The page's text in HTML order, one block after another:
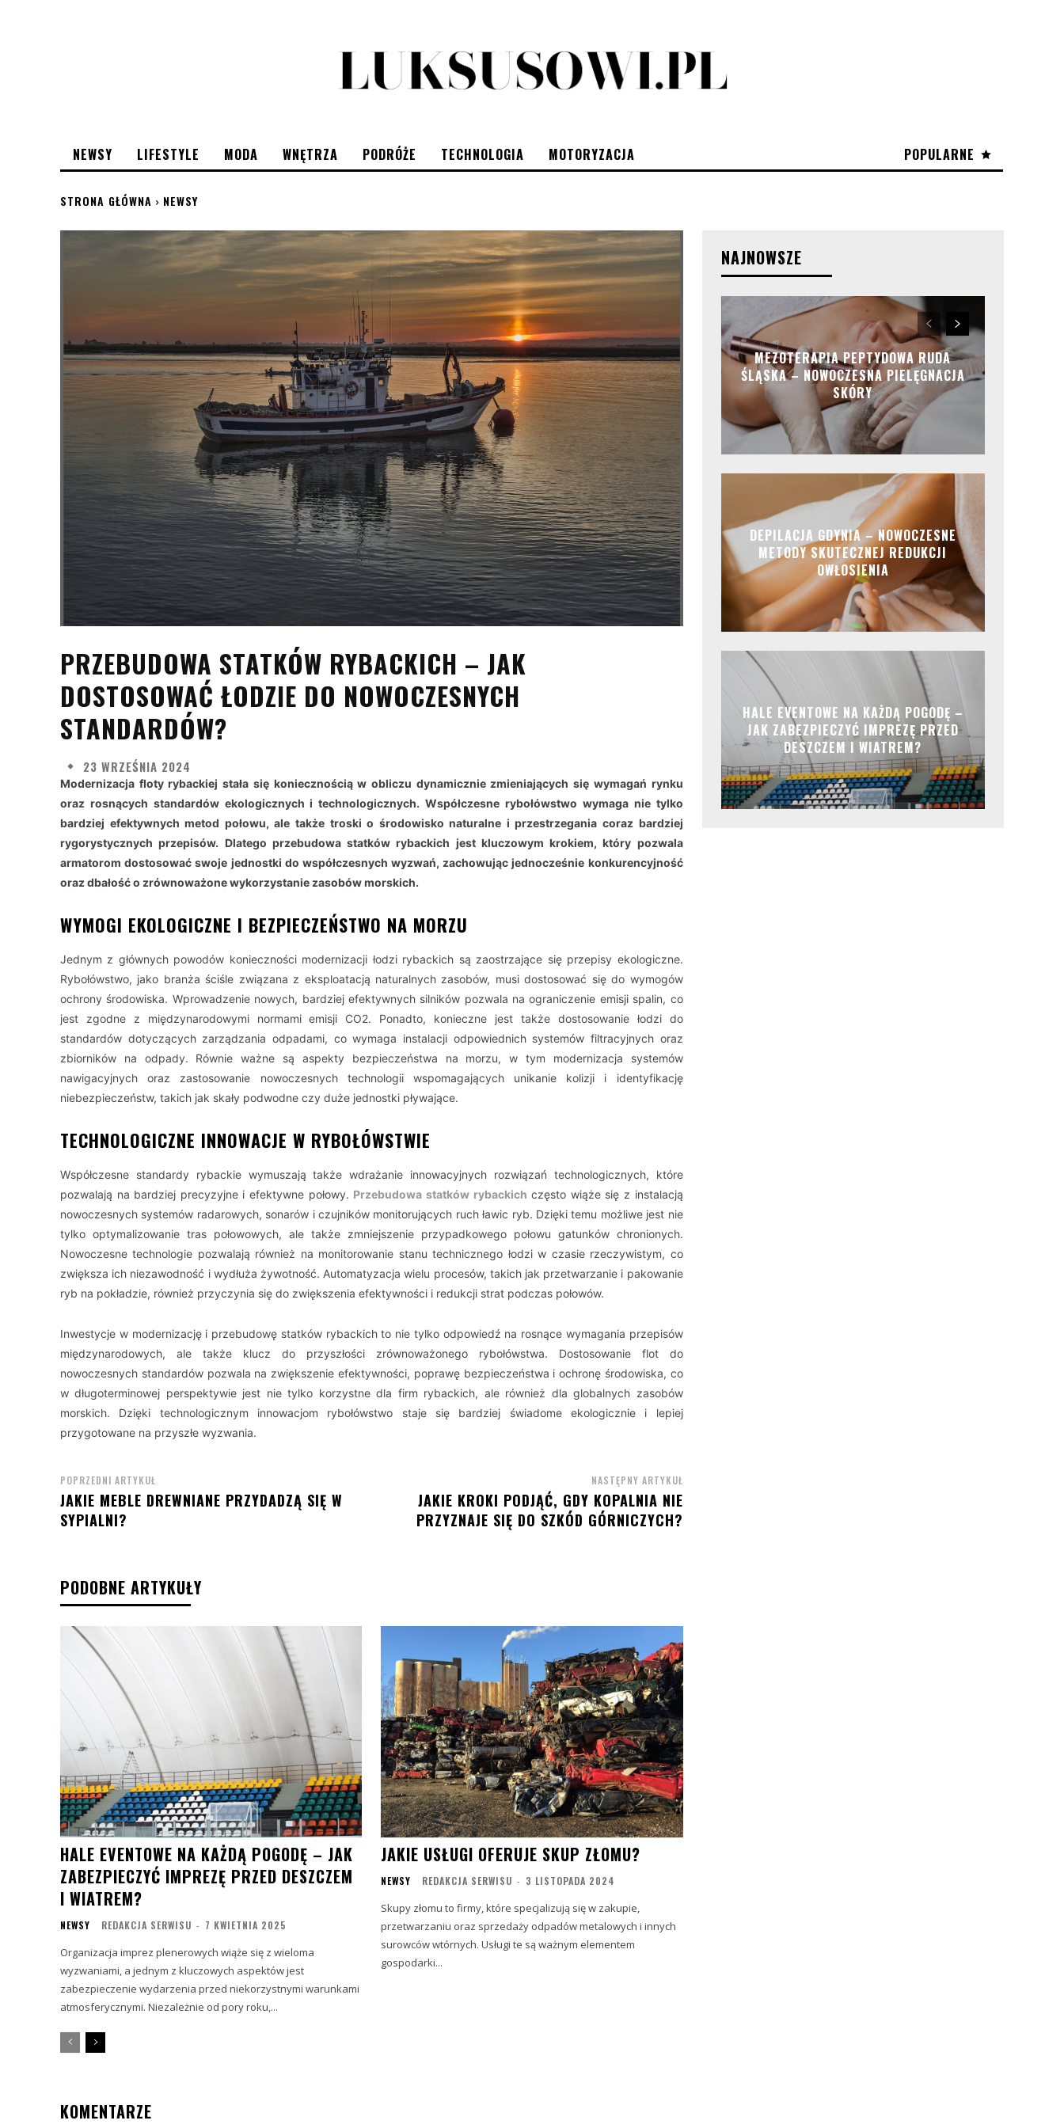
POPULARNE
NEWSY LIFESTYLE MODA WNĘTRZA PODRÓŻE TECHNOLOGIA MOTORYZACJA
STRONA GŁÓWNA NEWSY
PRZEBUDOWA STATKÓW RYBACKICH – JAK
DOSTOSOWAĆ ŁODZIE DO NOWOCZESNYCH
STANDARDÓW?
23 WRZEŚNIA 2024
Modernizacja floty rybackiej stała się koniecznością w obliczu dynamicznie zmieniających się wymagań rynku
oraz rosnących standardów ekologicznych i technologicznych. Współczesne rybołówstwo wymaga nie tylko
bardziej efektywnych metod połowu, ale także troski o środowisko naturalne i przestrzegania coraz bardziej
rygorystycznych przepisów. Dlatego przebudowa statków rybackich jest kluczowym krokiem, który pozwala
armatorom dostosować swoje jednostki do współczesnych wyzwań, zachowując jednocześnie konkurencyjność
oraz dbałość o zrównoważone wykorzystanie zasobów morskich.
WYMOGI EKOLOGICZNE I BEZPIECZEŃSTWO NA MORZU
Jednym z głównych powodów konieczności modernizacji łodzi rybackich są zaostrzające się przepisy ekologiczne.
Rybołówstwo, jako branża ściśle związana z eksploatacją naturalnych zasobów, musi dostosować się do wymogów
ochrony środowiska. Wprowadzenie nowych, bardziej efektywnych silników pozwala na ograniczenie emisji spalin, co
jest zgodne z międzynarodowymi normami emisji CO2. Ponadto, konieczne jest także dostosowanie łodzi do
standardów dotyczących zarządzania odpadami, co wymaga instalacji odpowiednich systemów filtracyjnych oraz
zbiorników na odpady. Równie ważne są aspekty bezpieczeństwa na morzu, w tym modernizacja systemów
nawigacyjnych oraz zastosowanie nowoczesnych technologii wspomagających unikanie kolizji i identyfikację
niebezpieczeństw, takich jak skały podwodne czy duże jednostki pływające.
TECHNOLOGICZNE INNOWACJE W RYBOŁÓWSTWIE
Współczesne standardy rybackie wymuszają także wdrażanie innowacyjnych rozwiązań technologicznych, które
pozwalają na bardziej precyzyjne i efektywne połowy. Przebudowa statków rybackich często wiąże się z instalacją
nowoczesnych systemów radarowych, sonarów i czujników monitorujących ruch ławic ryb. Dzięki temu możliwe jest nie
tylko optymalizowanie tras połowowych, ale także zmniejszenie przypadkowego połowu gatunków chronionych.
Nowoczesne technologie pozwalają również na monitorowanie stanu technicznego łodzi w czasie rzeczywistym, co
zwiększa ich niezawodność i wydłuża żywotność. Automatyzacja wielu procesów, takich jak przetwarzanie i pakowanie
ryb na pokładzie, również przyczynia się do zwiększenia efektywności i redukcji strat podczas połowów.
Inwestycje w modernizację i przebudowę statków rybackich to nie tylko odpowiedź na rosnące wymagania przepisów
międzynarodowych, ale także klucz do przyszłości zrównoważonego rybołówstwa. Dostosowanie flot do
nowoczesnych standardów pozwala na zwiększenie efektywności, poprawę bezpieczeństwa i ochronę środowiska, co
w długoterminowej perspektywie jest nie tylko korzystne dla firm rybackich, ale również dla globalnych zasobów
morskich. Dzięki technologicznym innowacjom rybołówstwo staje się bardziej świadome ekologicznie i lepiej
przygotowane na przyszłe wyzwania.
POPRZEDNI ARTYKUŁ
JAKIE MEBLE DREWNIANE PRZYDADZĄ SIĘ W
SYPIALNI?
NASTĘPNY ARTYKUŁ
JAKIE KROKI PODJĄĆ, GDY KOPALNIA NIE
PRZYZNAJE SIĘ DO SZKÓD GÓRNICZYCH?
PODOBNE ARTYKUŁY
HALE EVENTOWE NA KAŻDĄ POGODĘ – JAK
ZABEZPIECZYĆ IMPREZĘ PRZED DESZCZEM
I WIATREM?
NEWSY REDAKCJA SERWISU - 7 KWIETNIA 2025
Organizacja imprez plenerowych wiąże się z wieloma
wyzwaniami, a jednym z kluczowych aspektów jest
zabezpieczenie wydarzenia przed niekorzystnymi warunkami
atmosferycznymi. Niezależnie od pory roku,...
JAKIE USŁUGI OFERUJE SKUP ZŁOMU?
NEWSY REDAKCJA SERWISU - 3 LISTOPADA 2024
Skupy złomu to firmy, które specjalizują się w zakupie,
przetwarzaniu oraz sprzedaży odpadów metalowych i innych
surowców wtórnych. Usługi te są ważnym elementem
gospodarki...
KOMENTARZE
NAJNOWSZE
MEZOTERAPIA PEPTYDOWA RUDA
ŚLĄSKA – NOWOCZESNA PIELĘGNACJA
SKÓRY
DEPILACJA GDYNIA – NOWOCZESNE
METODY SKUTECZNEJ REDUKCJI
OWŁOSIENIA
HALE EVENTOWE NA KAŻDĄ POGODĘ –
JAK ZABEZPIECZYĆ IMPREZĘ PRZED
DESZCZEM I WIATREM?